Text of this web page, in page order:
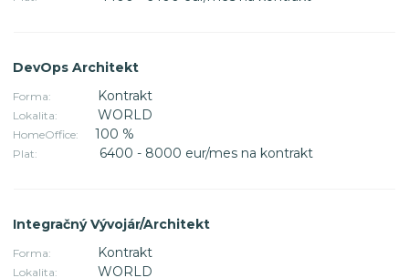
DevOps Architekt
Forma: Kontrakt
Lokalita: WORLD
HomeOffice: 100 %
Plat: 6400 - 8000 eur/mes na kontrakt
Integračný Vývojár/Architekt
Forma: Kontrakt
Lokalita: WORLD